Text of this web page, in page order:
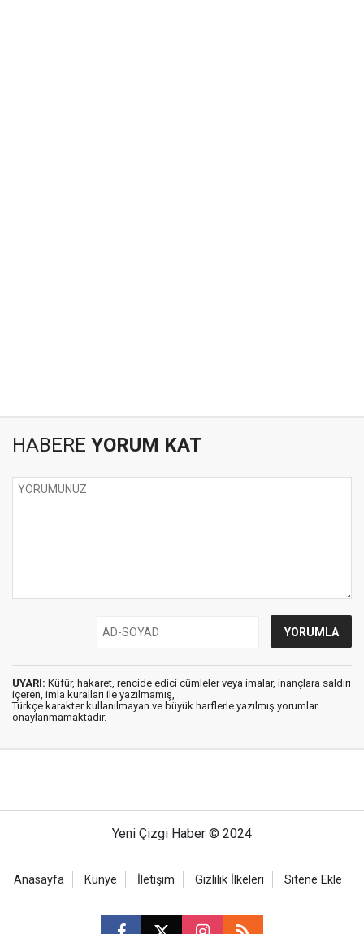
HABERE YORUM KAT
UYARI: Küfür, hakaret, rencide edici cümleler veya imalar, inançlara saldırı
içeren, imla kuralları ile yazılmamış,
Türkçe karakter kullanılmayan ve büyük harflerle yazılmış yorumlar
onaylanmamaktadır.
Yeni Çizgi Haber © 2024
Anasayfa Künye İletişim Gizlilik İlkeleri Sitene Ekle